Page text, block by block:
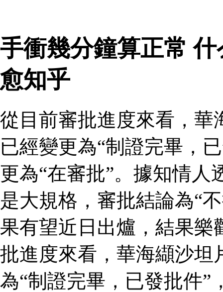
手衝幾分鐘算正常
愈知乎
從目前審批進度來看，華
已經變更為“制證完畢，
更為“在審批”。據知情
是大規格，審批結論為“
果有望近日出爐，結果樂
批進度來看，華海纈沙坦
為“制證完畢，已發批件”